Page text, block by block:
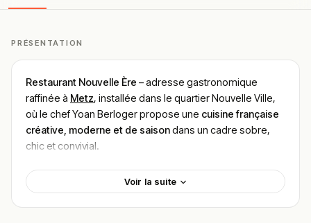
PRÉSENTATION
Restaurant Nouvelle Ère – adresse gastronomique
raffinée à Metz, installée dans le quartier Nouvelle Ville,
où le chef Yoan Berloger propose une cuisine française
créative, moderne et de saisondans un cadre sobre,
chic et convivial.
Localisation Voir la suite